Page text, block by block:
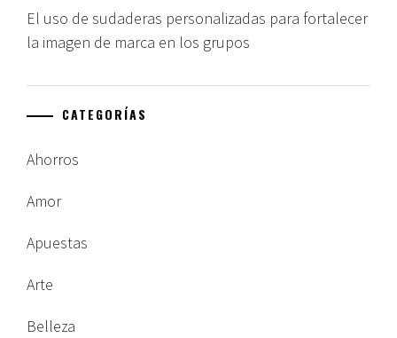
El uso de sudaderas personalizadas para fortalecer
la imagen de marca en los grupos
CATEGORÍAS
Ahorros
Amor
Apuestas
Arte
Belleza